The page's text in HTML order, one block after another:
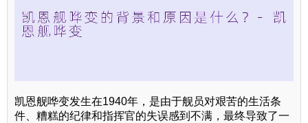
凯恩舰哗变发生在1940年，是由于舰员对艰苦的生活条
件、糟糕的纪律和指挥官的失误感到不满，最终导致了一